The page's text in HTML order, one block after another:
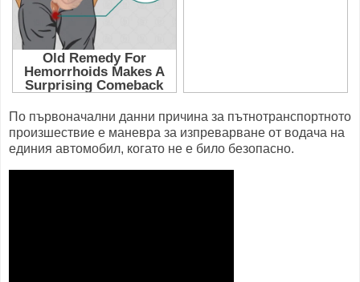
По първоначални данни причина за пътнотранспортното
произшествие е маневра за изпреварване от водача на
единия автомобил, когато не е било безопасно.